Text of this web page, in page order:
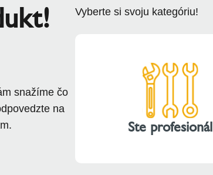
snažíme čo
na
Vyberte si svoju kategóriu!
Ste profesionál